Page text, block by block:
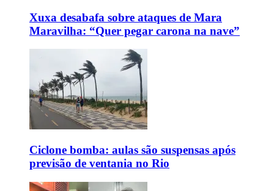
Xuxa desabafa sobre ataques de Mara
Maravilha: “Quer pegar carona na nave”
Ciclone bomba: aulas são suspensas após
previsão de ventania no Rio